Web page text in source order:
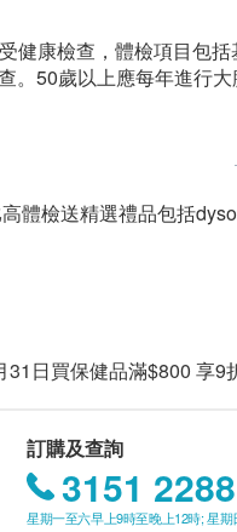
健康檢查，體檢項目包
。50歲以上應每年進行
體檢送精選禮品包括
31日買保健品滿$800 享9
訂購及查詢
3151 2288
星期一至六早上9時至晚上12時; 星